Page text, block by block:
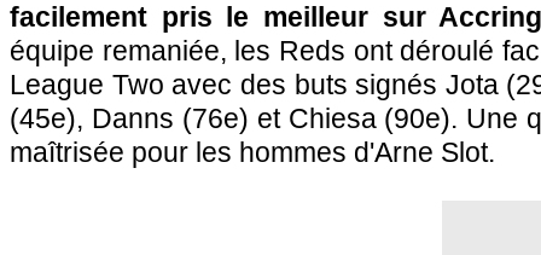
facilement pris le meilleur sur
équipe remaniée, les Reds ont déroulé
League Two avec des buts signés Jota
(45e), Danns (76e) et Chiesa (90e). Une
maîtrisée pour les hommes d'Arne Slot.